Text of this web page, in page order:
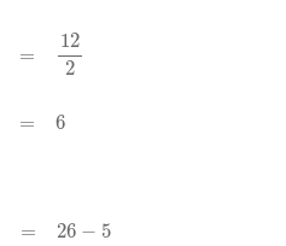
=
12
2
= 6
= 26 − 5
21⇒ =21